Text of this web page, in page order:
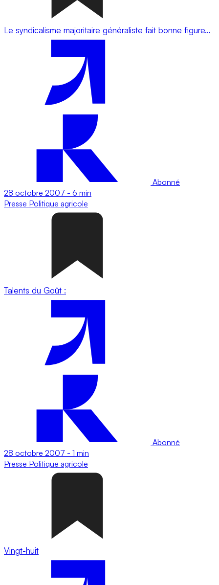
Le syndicalisme majoritaire généraliste fait bonne figure…
Abonné
28 octobre 2007 - 6 min
Presse Politique agricole
Talents du Goût :
Abonné
28 octobre 2007 - 1 min
Presse Politique agricole
Vingt-huit